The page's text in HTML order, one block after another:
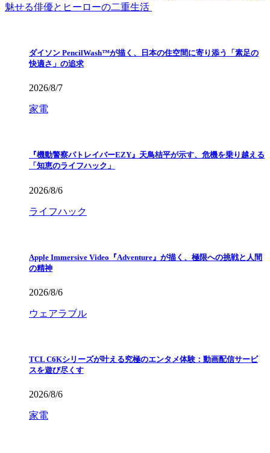
魅せる俳優とヒーローの二重生活
ダイソン PencilWash™が描く、日本の住空間に寄り添う「素足の
快適さ」の追求
2026/8/7
家電
『機動警察パトレイバーEZY』天鳥桔平が示す、危機を乗り越える
「知恵のライフハック」
2026/8/6
ライフハック
Apple Immersive Video『Adventure』が描く、極限への挑戦と人間
の精神
2026/8/6
ウェアラブル
TCL C6Kシリーズが叶える究極のエンタメ体験：動画配信サービ
スを遊び尽くす
2026/8/6
家電